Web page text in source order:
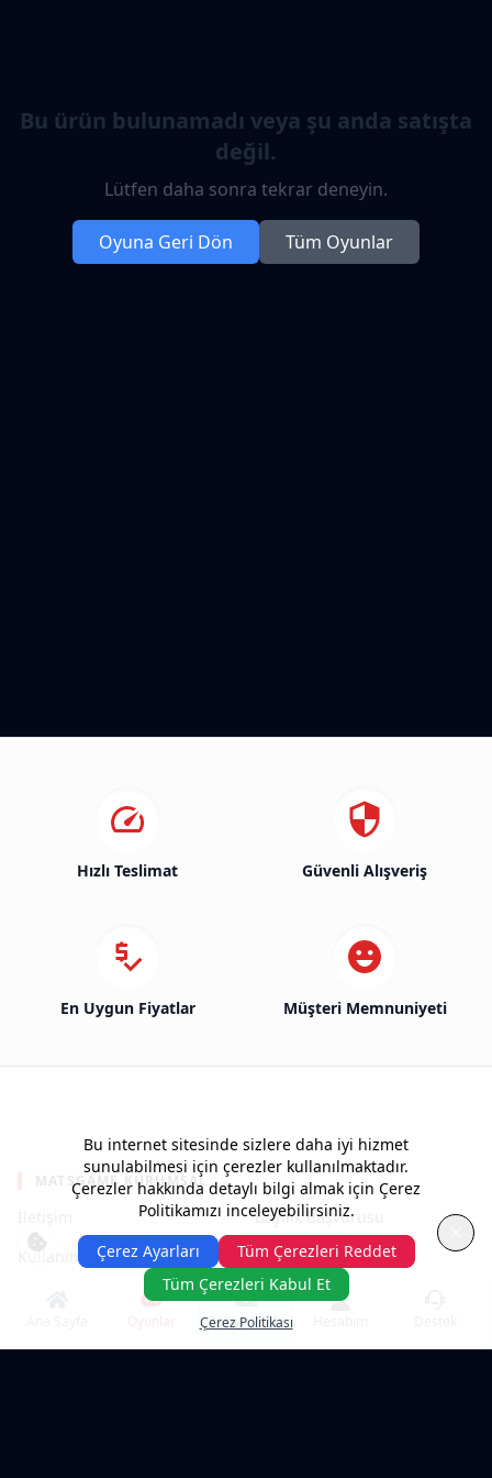
Bu ürün bulunamadı veya şu anda satışta
değil.
Lütfen daha sonra tekrar deneyin.
Oyuna Geri Dön Tüm Oyunlar
Hızlı Teslimat Güvenli Alışveriş
En Uygun Fiyatlar Müşteri Memnuniyeti
MATSGAME KURUMSAL
Bayilik Başvurusu
Kullanım Şartları
Gizlilik Politikası
Bu internet sitesinde sizlere daha iyi hizmet
sunulabilmesi için çerezler kullanılmaktadır.
Çerezler hakkında detaylı bilgi almak için Çerez
Politikamızı inceleyebilirsiniz.
Çerez Ayarları
Tüm Çerezleri Reddet
Tüm Çerezleri Kabul Et
Çerez Politikası
Bakiye Yükle